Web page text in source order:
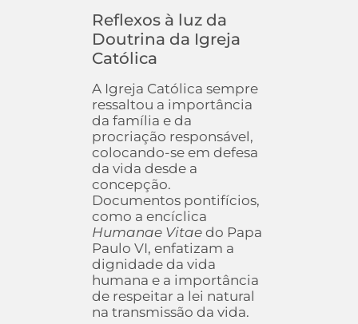
Reflexos à luz da
Doutrina da Igreja
Católica
A Igreja Católica sempre
ressaltou a importância
da família e da
procriação responsável,
colocando-se em defesa
da vida desde a
concepção.
Documentos pontifícios,
como a encíclica
Humanae Vitae do Papa
Paulo VI, enfatizam a
dignidade da vida
humana e a importância
de respeitar a lei natural
na transmissão da vida.